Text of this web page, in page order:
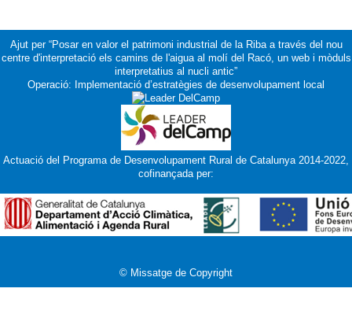
Ajut per “Posar en valor el patrimoni industrial de la Riba a través del nou
centre d'interpretació els camins de l'aigua al molí del Racó, un web i mòduls
interpretatius al nucli antic”
Operació: Implementació d’estratègies de desenvolupament local
Actuació del Programa de Desenvolupament Rural de Catalunya 2014-2022,
cofinançada per:
© Missatge de Copyright